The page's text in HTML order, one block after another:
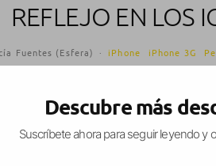
REFLEJO EN LOS
Fuentes (Esfera) · iPhone iPhone 3G
a los iconos del dock,
Descubre más
Suscríbete ahora para seguir leyendo y